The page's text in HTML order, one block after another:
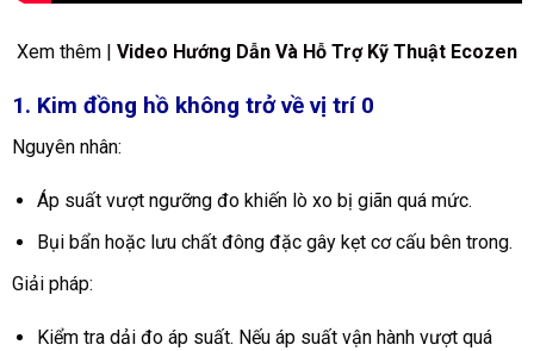
Xem thêm | Video Hướng Dẫn Và Hỗ Trợ Kỹ Thuật Ecozen
1. Kim đồng hồ không trở về vị trí 0
Nguyên nhân:
Áp suất vượt ngưỡng đo khiến lò xo bị giãn quá mức.
Bụi bẩn hoặc lưu chất đông đặc gây kẹt cơ cấu bên trong.
Giải pháp:
Kiểm tra dải đo áp suất. Nếu áp suất vận hành vượt quá